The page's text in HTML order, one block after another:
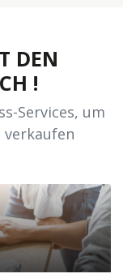
DEN
!
Services, um